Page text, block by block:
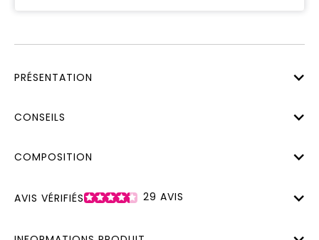
PRÉSENTATION
CONSEILS
COMPOSITION
AVIS VÉRIFIÉS 29 AVIS